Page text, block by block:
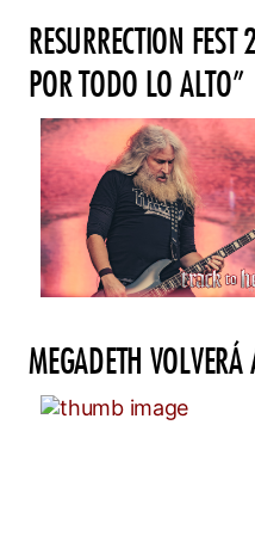
RESURRECTION
POR TODO LO ALTO”
MEGADETH